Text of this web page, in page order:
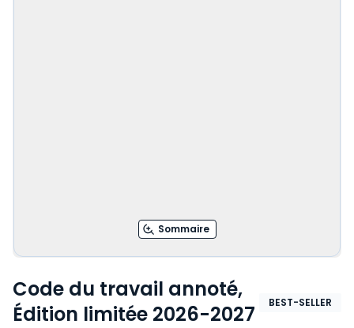
Sommaire
Code du travail annoté,
Édition limitée 2026-2027
BEST-SELLER